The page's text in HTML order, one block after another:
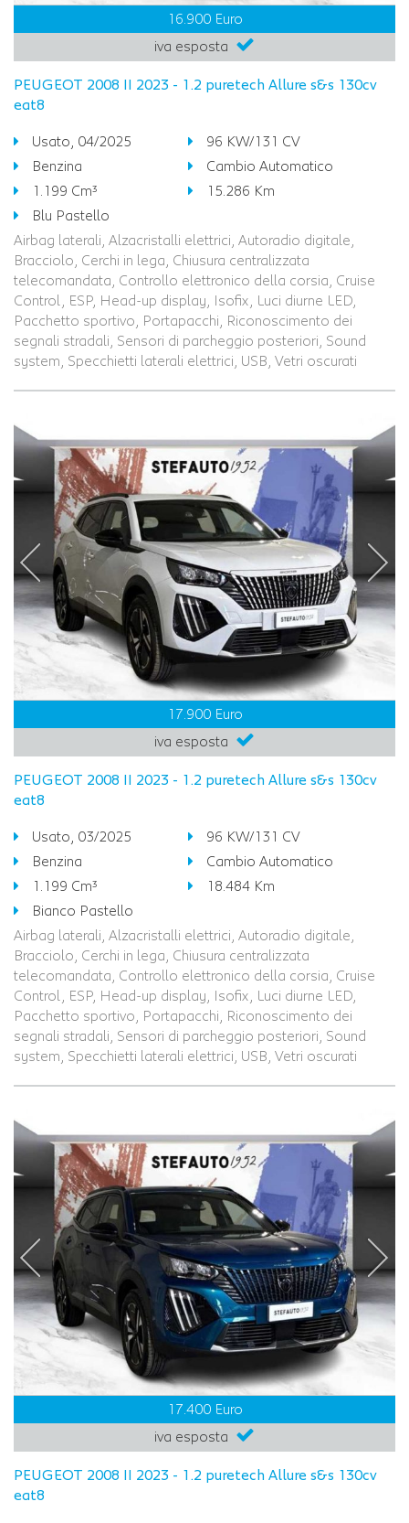
16.900 Euro
iva esposta
PEUGEOT 2008 II 2023 - 1.2 puretech Allure s&s 130cv
eat8
Usato, 04/2025
96 KW/131 CV
Benzina
Cambio Automatico
1.199 Cm³
15.286 Km
Blu Pastello
Airbag laterali, Alzacristalli elettrici, Autoradio digitale,
Bracciolo, Cerchi in lega, Chiusura centralizzata
telecomandata, Controllo elettronico della corsia, Cruise
Control, ESP, Head-up display, Isofix, Luci diurne LED,
Pacchetto sportivo, Portapacchi, Riconoscimento dei
segnali stradali, Sensori di parcheggio posteriori, Sound
system, Specchietti laterali elettrici, USB, Vetri oscurati
17.900 Euro
iva esposta
PEUGEOT 2008 II 2023 - 1.2 puretech Allure s&s 130cv
eat8
Usato, 03/2025
96 KW/131 CV
Benzina
Cambio Automatico
1.199 Cm³
18.484 Km
Bianco Pastello
Airbag laterali, Alzacristalli elettrici, Autoradio digitale,
Bracciolo, Cerchi in lega, Chiusura centralizzata
telecomandata, Controllo elettronico della corsia, Cruise
Control, ESP, Head-up display, Isofix, Luci diurne LED,
Pacchetto sportivo, Portapacchi, Riconoscimento dei
segnali stradali, Sensori di parcheggio posteriori, Sound
system, Specchietti laterali elettrici, USB, Vetri oscurati
17.400 Euro
iva esposta
PEUGEOT 2008 II 2023 - 1.2 puretech Allure s&s 130cv
eat8